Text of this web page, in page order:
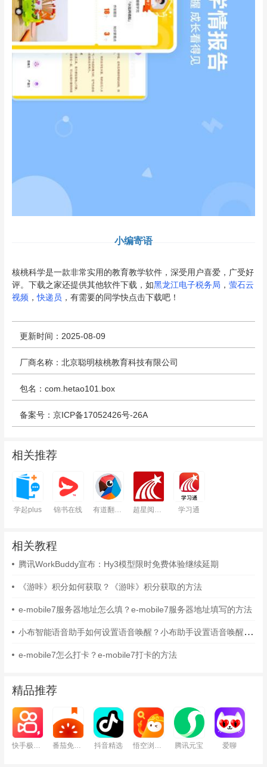
小编寄语
核桃科学是一款非常实用的教育教学软件，深受用户喜爱，广受好
评。下载之家还提供其他软件下载，如黑龙江电子税务局 ， 萤石云
视频，快递员 ，有需要的同学快点击下载吧！
更新时间：2025-08-09
厂商名称：北京聪明核桃教育科技有限公司
包名：com.hetao101.box
备案号：京ICP备17052426号-26A
相关推荐
学起plus 锦书在线 有道翻译官 超星阅读器 学习通
相关教程
腾讯WorkBuddy宣布：Hy3模型限时免费体验继续延期
《游咔》积分如何获取？《游咔》积分获取的方法
e-mobile7服务器地址怎么填？e-mobile7服务器地址填写的方法
小布智能语音助手如何设置语音唤醒？小布助手设置语音唤醒的方法
e-mobile7怎么打卡？e-mobile7打卡的方法
精品推荐
抖音精选 腾讯元宝 爱聊